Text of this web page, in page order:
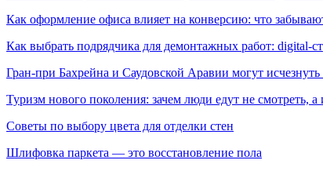
Как оформление офиса влияет на конверсию: что
Как выбрать подрядчика для демонтажных работ: digital-
Гран-при Бахрейна и Саудовской Аравии могут
Туризм нового поколения: зачем люди едут не смотреть,
Советы по выбору цвета для отделки стен
Шлифовка паркета — это восстановление пола